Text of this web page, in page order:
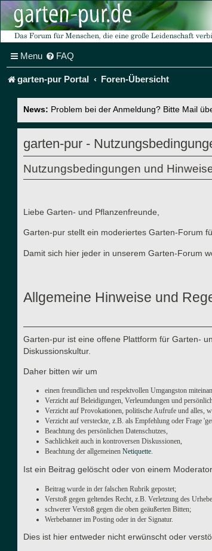
Menu FAQ
garten-pur Portal Foren-Übersicht
News: Problem bei der Anmeldung? Bitte Mail
garten-pur -
Nutzungsbedingungen und
Liebe Garten- und Pflanzenfreunde,
Garten-pur stellt ein moderiertes Garten-Forum
Damit sich hier jeder in unserem Garten-Forum
Allgemeine Hinweise und
Garten-pur ist eine offene Plattform für Garten-
Diskussionskultur.
Daher bitten wir um
einen freundlichen und respektvollen Umgangston
Verzicht auf Beleidigungen, Verleumdungen und
Verzicht auf Provokationen, politische Aufrufe und alles,
Verzicht auf versteckte, z.B. als Empfehlung oder Frage
Beachtung des persönlichen Datenschutzes,
Sachlichkeit auch in kontroversen Diskussionen,
Beachtung der allgemeinen Netiquette.
Ist ein Beitrag gelöscht oder von einem
Beitrag wurde in der falschen Rubrik gepostet;
Verstoß gegen geltendes Recht, z.B. Verletzung des
schwerer Verstoß gegen die oben geäußerten Bitten;
Werbebanner im Posting oder in der Signatur.
Dies ist hier entweder nicht erwünscht oder